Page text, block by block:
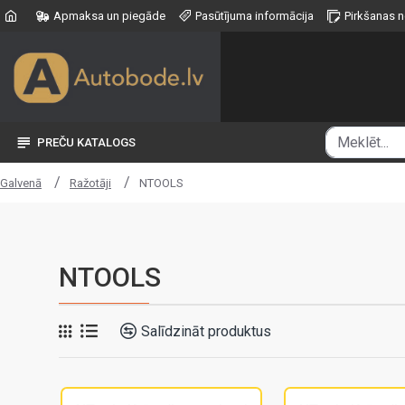
Apmaksa un piegāde Pasūtījuma informācija Pirkšanas
PREČU KATALOGS
Galvenā Ražotāji NTOOLS
NTOOLS
Salīdzināt produktus